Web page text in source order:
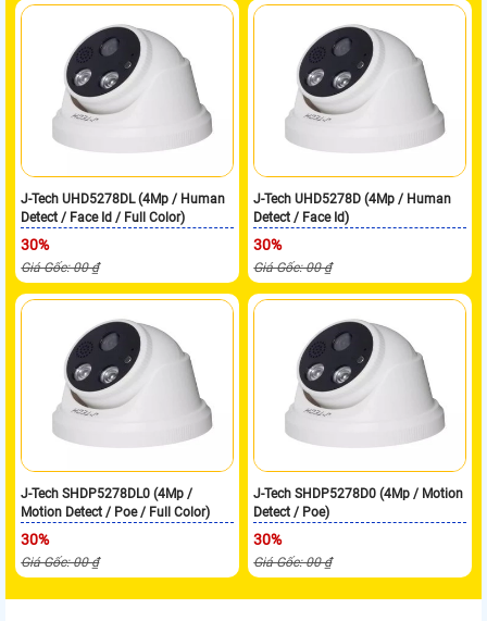
J-Tech UHD5278DL (4Mp / Human
Detect / Face Id / Full Color)
30%
Giá Gốc: 00 ₫
J-Tech UHD5278D (4Mp / Human
Detect / Face Id)
30%
Giá Gốc: 00 ₫
J-Tech SHDP5278DL0 (4Mp /
Motion Detect / Poe / Full Color)
30%
Giá Gốc: 00 ₫
J-Tech SHDP5278D0 (4Mp / Motion
Detect / Poe)
30%
Giá Gốc: 00 ₫